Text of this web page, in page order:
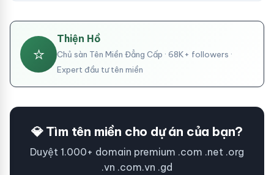
⭐
Thiện Hồ
Chủ sàn Tên Miền Đẳng Cấp · 68K+ followers ·
Expert đầu tư tên miền
💎 Tìm tên miền cho dự án của bạn?
Duyệt 1.000+ domain premium .com .net .org
.vn .com.vn .gd